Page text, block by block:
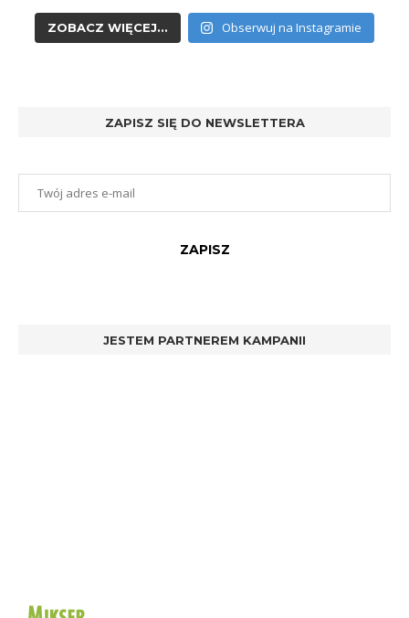
ZOBACZ WIĘCEJ... Obserwuj na Instagramie
ZAPISZ SIĘ DO NEWSLETTERA
JESTEM PARTNEREM KAMPANII